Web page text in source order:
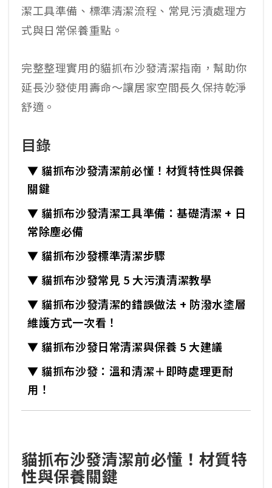
潔工具準備、標準清潔流程、常見污漬處理方
式與日常保養重點。
完整整理實用的貓抓布沙發清潔指南，幫助你
延長沙發使用壽命～讓居家空間長久保持乾淨
舒適。
目錄
▼ 貓抓布沙發清潔前必懂！材質特性與保養
關鍵
▼ 貓抓布沙發清潔工具準備：基礎清潔 + 日
常除塵必備
▼ 貓抓布沙發標準清潔步驟
▼ 貓抓布沙發常見 5 大污漬清潔教學
▼ 貓抓布沙發清潔的錯誤做法 + 防潑水塗層
維護方式一次看！
▼ 貓抓布沙發日常清潔與保養 5 大建議
▼ 貓抓布沙發：溫和清潔＋即時處理更耐
用！
貓抓布沙發清潔前必懂！材質特
性與保養關鍵